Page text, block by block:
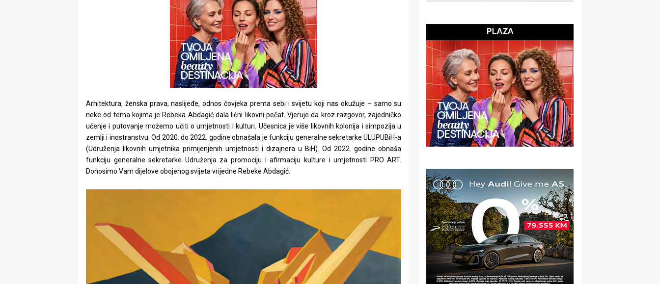
Arhitektura, ženska prava, naslijeđe, odnos čovjeka prema sebi i svijetu koji nas okužuje – samo su
neke od tema kojima je Rebeka Abdagić dala lični likovni pečat. Vjeruje da kroz razgovor, zajedničko
učenje i putovanje možemo učiti o umjetnosti i kulturi. Učesnica je više likovnih kolonija i simpozija u
zemlji i inostranstvu. Od 2020. do 2022. godine obnašala je funkciju generalne sekretarke ULUPUBiH-a
(Udruženja likovnih umjetnika primijenjenih umjetnosti i dizajnera u BiH). Od 2022. godine obnaša
funkciju generalne sekretarke Udruženja za promociju i afirmaciju kulture i umjetnosti PRO ART.
Donosimo Vam dijelove obojenog svijeta vrijedne Rebeke Abdagić.